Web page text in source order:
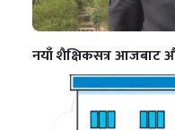
नयाँ शैक्षिकसत्र आजबाट